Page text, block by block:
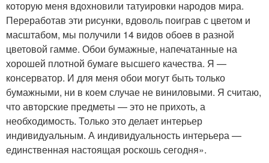
которую меня вдохновили татуировки народов мира.
Переработав эти рисунки, вдоволь поиграв с цветом и
масштабом, мы получили 14 видов обоев в разной
цветовой гамме. Обои бумажные, напечатанные на
хорошей плотной бумаге высшего качества. Я —
консерватор. И для меня обои могут быть только
бумажными, ни в коем случае не виниловыми. Я считаю,
что авторские предметы — это не прихоть, а
необходимость. Только это делает интерьер
индивидуальным. А индивидуальность интерьера —
единственная настоящая роскошь сегодня».